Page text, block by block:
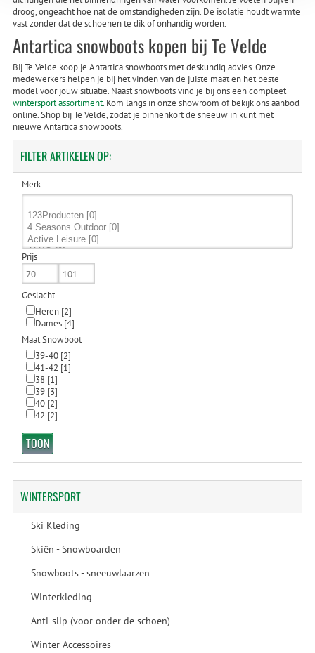
droog, ongeacht hoe nat de omstandigheden zijn. De isolatie houdt warmte
vast zonder dat de schoenen te dik of onhandig worden.
Antartica snowboots kopen bij Te Velde
Bij Te Velde koop je Antartica snowboots met deskundig advies. Onze
medewerkers helpen je bij het vinden van de juiste maat en het beste
model voor jouw situatie. Naast snowboots vind je bij ons een compleet
wintersport assortiment. Kom langs in onze showroom of bekijk ons aanbod
online. Shop bij Te Velde, zodat je binnenkort de sneeuw in kunt met
nieuwe Antartica snowboots.
FILTERARTIKELEN OP:
Merk
Prijs
Geslacht
Heren[2]
Dames[4]
Maat Snowboot
39-40[2]
41-42 [1]
38[1]
39[3]
40[2]
42 [2]
WINTERSPORT
Ski Kleding
Skiën - Snowboarden
Snowboots - sneeuwlaarzen
Winterkleding
Anti-slip (voor onder de schoen)
Winter Accessoires